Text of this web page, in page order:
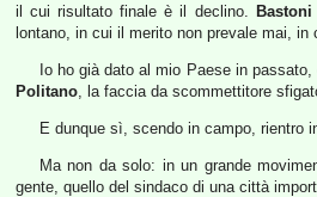
il cui risultato finale è il declino. Bastoni
lontano, in cui il merito non prevale mai,
Io ho già dato al mio Paese in
Politano, la faccia da scommettitore
E dunque sì, scendo in campo, rientro
Ma non da solo: in un grande
gente, quello del sindaco di una città